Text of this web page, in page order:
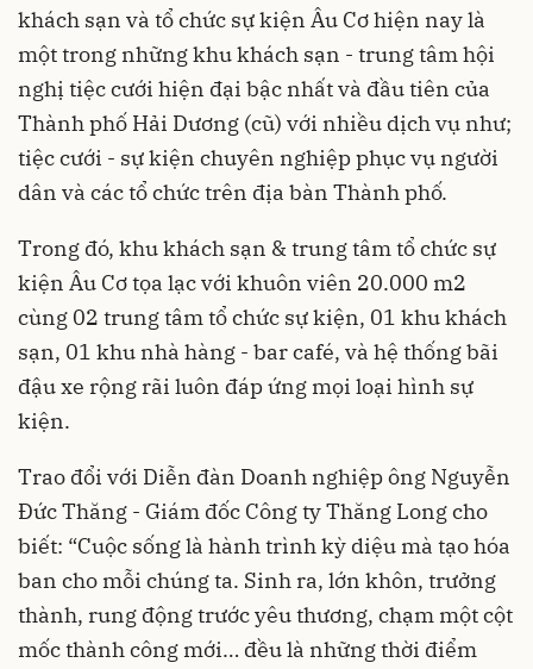
khách sạn và tổ chức sự kiện Âu Cơ hiện nay là
một trong những khu khách sạn - trung tâm hội
nghị tiệc cưới hiện đại bậc nhất và đầu tiên của
Thành phố Hải Dương (cũ) với nhiều dịch vụ như;
tiệc cưới - sự kiện chuyên nghiệp phục vụ người
dân và các tổ chức trên địa bàn Thành phố.
Trong đó, khu khách sạn & trung tâm tổ chức sự
kiện Âu Cơ tọa lạc với khuôn viên 20.000 m2
cùng 02 trung tâm tổ chức sự kiện, 01 khu khách
sạn, 01 khu nhà hàng - bar café, và hệ thống bãi
đậu xe rộng rãi luôn đáp ứng mọi loại hình sự
kiện.
Trao đổi với Diễn đàn Doanh nghiệp ông Nguyễn
Đức Thăng - Giám đốc Công ty Thăng Long cho
biết: “Cuộc sống là hành trình kỳ diệu mà tạo hóa
ban cho mỗi chúng ta. Sinh ra, lớn khôn, trưởng
thành, rung động trước yêu thương, chạm một cột
mốc thành công mới… đều là những thời điểm